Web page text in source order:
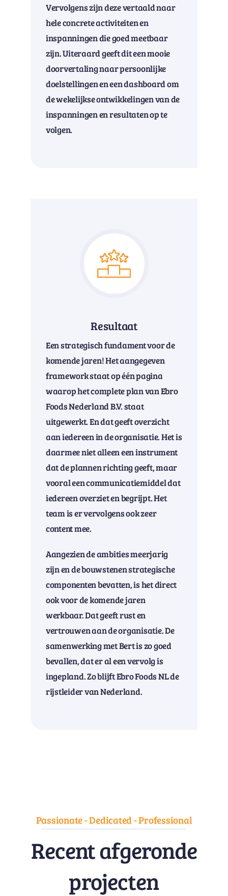
Vervolgens zijn deze vertaald naar
hele concrete activiteiten en
inspanningen die goed meetbaar
zijn. Uiteraard geeft dit een mooie
doorvertaling naar persoonlijke
doelstellingen en een dashboard om
de wekelijkse ontwikkelingen van de
inspanningen en resultaten op te
volgen.
Resultaat
Een strategisch fundament voor de
komende jaren! Het aangegeven
framework staat op één pagina
waarop het complete plan van Ebro
Foods Nederland B.V. staat
uitgewerkt. En dat geeft overzicht
aan iedereen in de organisatie. Het is
daarmee niet alleen een instrument
dat de plannen richting geeft, maar
vooral een communicatiemiddel dat
iedereen overziet en begrijpt. Het
team is er vervolgens ook zeer
content mee.
Aangezien de ambities meerjarig
zijn en de bouwstenen strategische
componenten bevatten, is het direct
ook voor de komende jaren
werkbaar. Dat geeft rust en
vertrouwen aan de organisatie. De
samenwerking met Bert is zo goed
bevallen, dat er al een vervolg is
ingepland. Zo blijft Ebro Foods NL de
rijstleider van Nederland.
Passionate - Dedicated - Professional
Recent afgeronde
projecten